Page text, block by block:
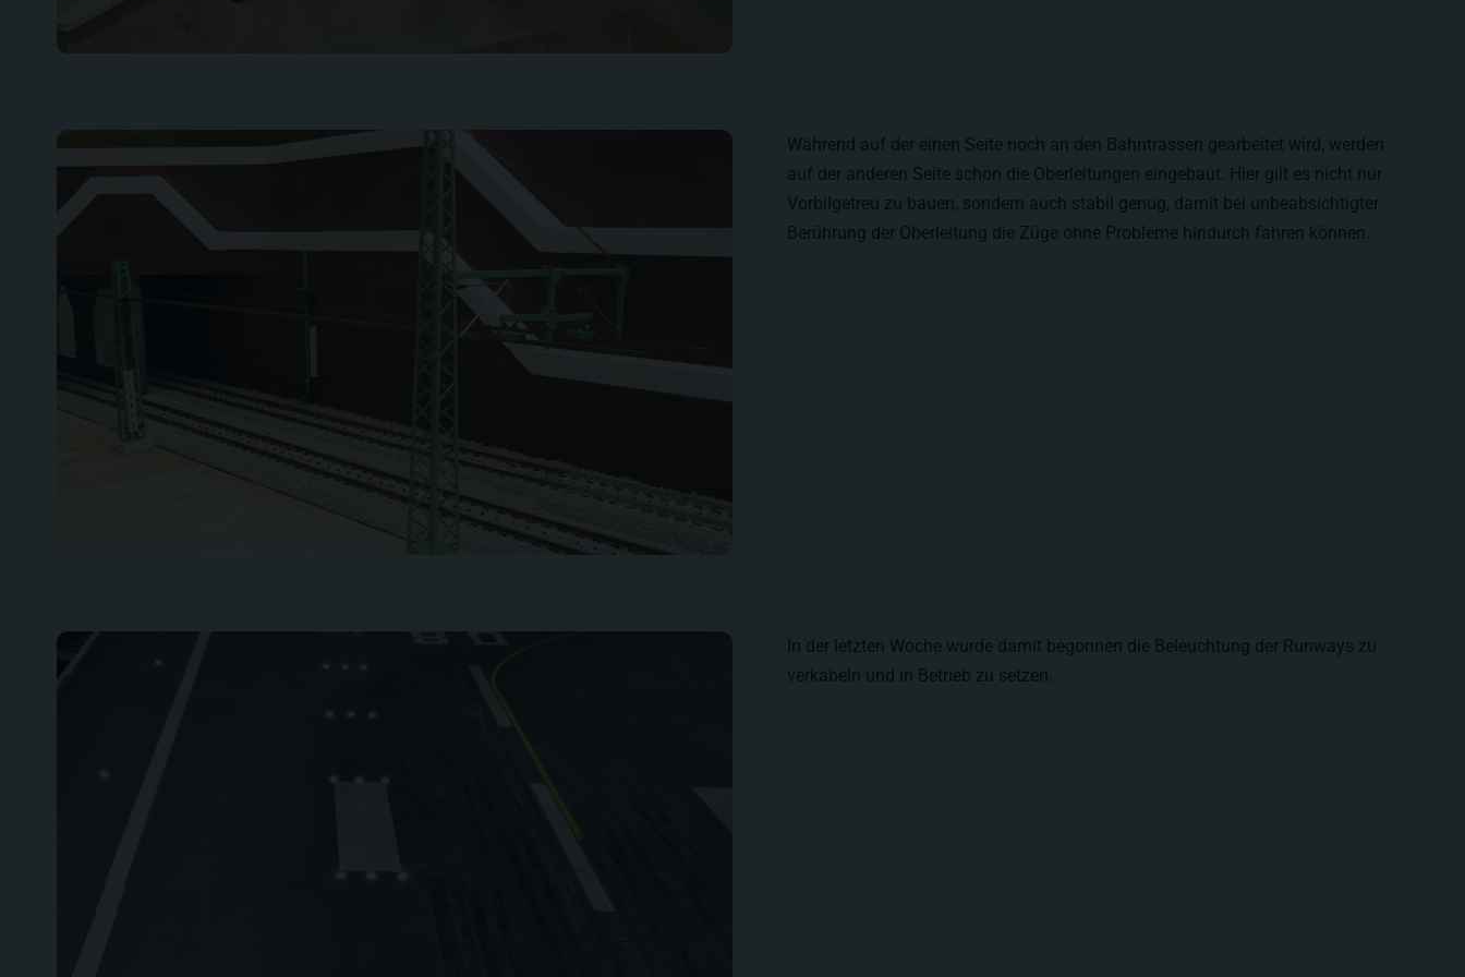
Während auf der einen Seite noch an den Bahntrassen gearbeitet wird, werden
auf der anderen Seite schon die Oberleitungen eingebaut. Hier gilt es nicht nur
Vorbilgetreu zu bauen, sondern auch stabil genug, damit bei unbeabsichtigter
Berührung der Oberleitung die Züge ohne Probleme hindurch fahren können.
In der letzten Woche wurde damit begonnen die Beleuchtung der Runways zu
verkabeln und in Betrieb zu setzen.